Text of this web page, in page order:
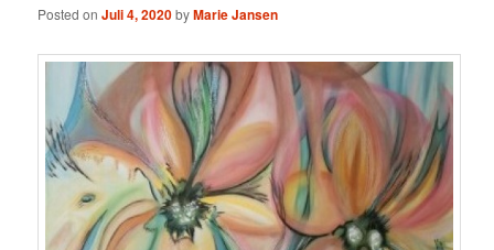
Posted onJuli 4, 2020byMarie Jansen